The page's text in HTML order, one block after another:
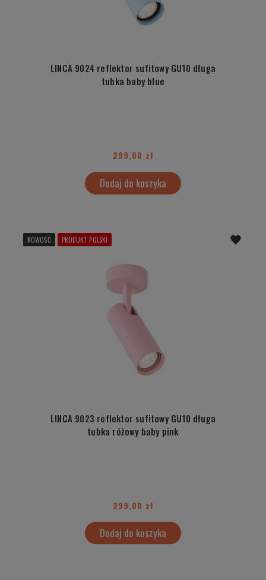
LINCA 9024 reflektor sufitowy GU10 długa
tubka baby blue
299,00 zł
Dodaj do koszyka
LINCA 9023 reflektor sufitowy GU10 długa
tubka różowy baby pink
299,00 zł
Dodaj do koszyka
NOWOŚĆ PRODUKT POLSKI